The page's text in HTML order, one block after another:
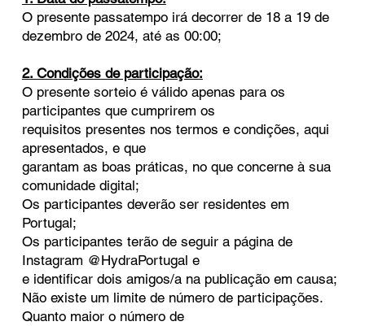
O presente passatempo irá decorrer de 18 a 19 de
dezembro de 2024, até as 00:00;
2. Condições de participação:
O presente sorteio é válido apenas para os
participantes que cumprirem os
requisitos presentes nos termos e condições, aqui
apresentados, e que
garantam as boas práticas, no que concerne à sua
comunidade digital;
Os participantes deverão ser residentes em
Portugal;
Os participantes terão de seguir a página de
Instagram @HydraPortugal e
e identificar dois amigos/a na publicação em causa;
Não existe um limite de número de participações.
Quanto maior o número de